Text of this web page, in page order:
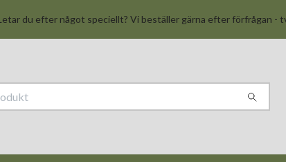
du efter något speciellt? Vi beställer gärna efter förfrågan